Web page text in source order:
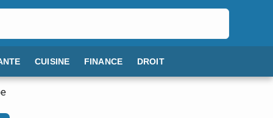
CUISINE FINANCE DROIT